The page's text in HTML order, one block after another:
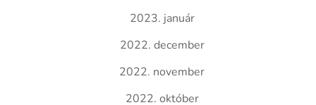
2023. január
2022. december
2022. november
2022. október